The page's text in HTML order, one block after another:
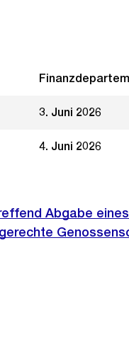
3. Juni 2026
4. Juni 2026
Abgabe